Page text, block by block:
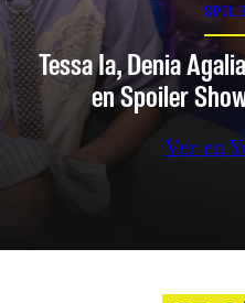
Tessa Ia, Denia
en Spoiler
Ver en